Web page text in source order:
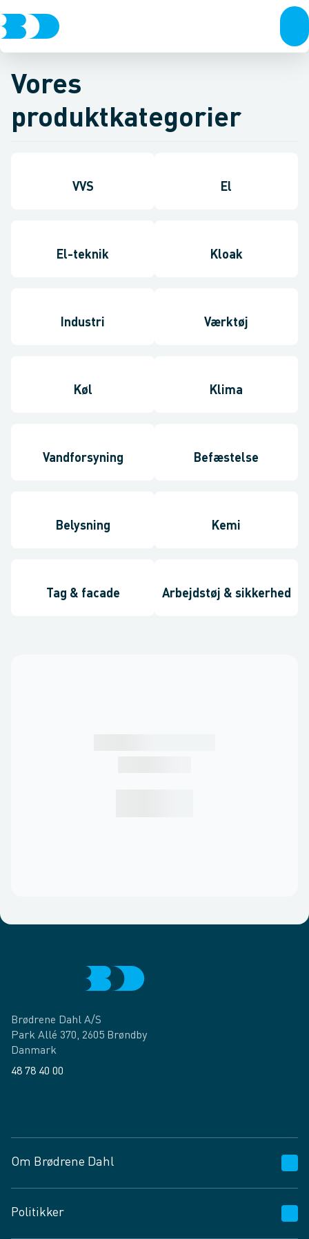
Vores
produktkategorier
VVS El
El-teknik Kloak
Industri Værktøj
Køl Klima
Vandforsyning Befæstelse
Belysning Kemi
Tag & facade Arbejdstøj & sikkerhed
Brødrene Dahl A/S
Park Allé 370, 2605 Brøndby
Danmark
48 78 40 00
Om Brødrene Dahl
Vagttelefon 30 10 89 89
Politikker